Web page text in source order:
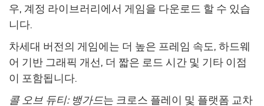
우, 계정 라이브러리에서 게임을 다운로드 할 수 있습
니다.
차세대 버전의 게임에는 더 높은 프레임 속도, 하드웨
어 기반 그래픽 개선, 더 짧은 로드 시간 및 기타 이점
이 포함됩니다.
콜 오브 듀티: 뱅가드는 크로스 플레이 및 플랫폼 교차